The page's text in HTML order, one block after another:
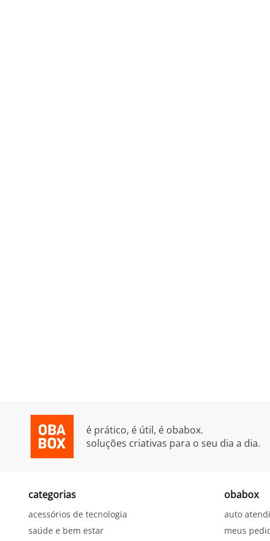
é prático, é útil, é obabox.
soluções criativas para o seu dia a dia.
categorias
acessórios de tecnologia
saúde e bem estar
obabox
auto
meus